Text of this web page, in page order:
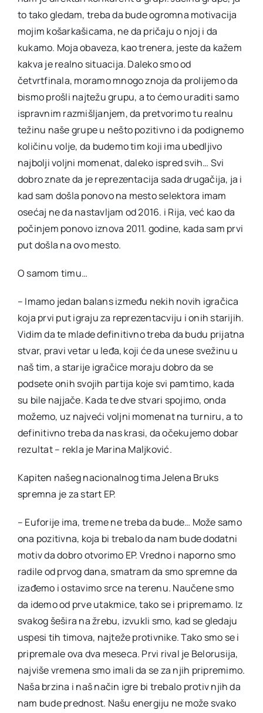
to tako gledam, treba da bude ogromna motivacija
mojim košarkašicama, ne da pričaju o njoj i da
kukamo. Moja obaveza, kao trenera, jeste da kažem
kakva je realno situacija. Daleko smo od
četvrtfinala, moramo mnogo znoja da prolijemo da
bismo prošli najtežu grupu, a to ćemo uraditi samo
ispravnim razmišljanjem, da pretvorimo tu realnu
težinu naše grupe u nešto pozitivno i da podignemo
količinu volje, da budemo tim koji ima ubedljivo
najbolji voljni momenat, daleko ispred svih… Svi
dobro znate da je reprezentacija sada drugačija, ja i
kad sam došla ponovo na mesto selektora imam
osećaj ne da nastavljam od 2016. i Rija, već kao da
počinjem ponovo iznova 2011. godine, kada sam prvi
put došla na ovo mesto.
O samom timu…
– Imamo jedan balans između nekih novih igračica
koja prvi put igraju za reprezentacviju i onih starijih.
Vidim da te mlade definitivno treba da budu prijatna
stvar, pravi vetar u leđa, koji će da unese svežinu u
naš tim, a starije igračice moraju dobro da se
podsete onih svojih partija koje svi pamtimo, kada
su bile najjače. Kada te dve stvari spojimo, onda
možemo, uz najveći voljni momenat na turniru, a to
definitivno treba da nas krasi, da očekujemo dobar
rezultat – rekla je Marina Maljković.
Kapiten našeg nacionalnog tima Jelena Bruks
spremna je za start EP.
– Euforije ima, treme ne treba da bude… Može samo
ona pozitivna, koja bi trebalo da nam bude dodatni
motiv da dobro otvorimo EP. Vredno i naporno smo
radile od prvog dana, smatram da smo spremne da
izađemo i ostavimo srce na terenu. Naučene smo
da idemo od prve utakmice, tako se i pripremamo. Iz
svakog šešira na žrebu, izvukli smo, kad se gledaju
uspesi tih timova, najteže protivnike. Tako smo se i
pripremale ova dva meseca. Prvi rival je Belorusija,
najviše vremena smo imali da se za njih pripremimo.
Naša brzina i naš način igre bi trebalo protiv njih da
nam bude prednost. Našu energiju ne može svako